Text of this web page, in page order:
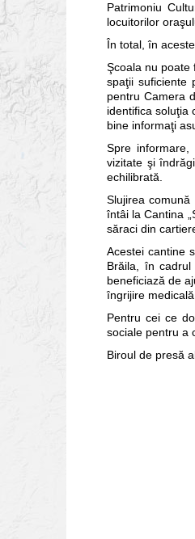
Patrimoniu
locuitorilor
În total, în
Şcoala nu poate
spaţii suficiente
pentru Camera
identifica soluţia
bine informaţi
Spre
vizitate şi
echilibrată.
Slujirea
întâi la Cantina
săraci din
Acestei cantine
Brăila, în
beneficiază de
îngrijire medicală.
Pentru cei ce
sociale pentru a
Biroul de presă